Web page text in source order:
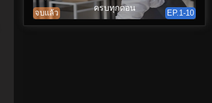
ครบทุกตอน
จบแล้ว EP.1-10